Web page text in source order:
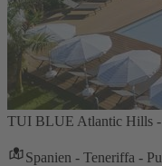
TUI BLUE Atlantic Hills
Spanien - Teneriffa -